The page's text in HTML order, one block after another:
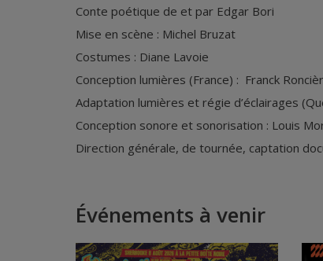
Conte poétique de et par Edgar Bori
Mise en scène : Michel Bruzat
Costumes : Diane Lavoie
Conception lumières (France) : Franck
Adaptation lumières et régie d’éclairages
Conception sonore et sonorisation : Louis
Direction générale, de tournée, captation
Événements à venir